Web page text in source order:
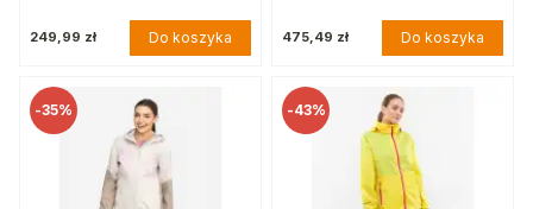
249,99 zł Do koszyka 475,49 zł Do koszyka
-35% -43%